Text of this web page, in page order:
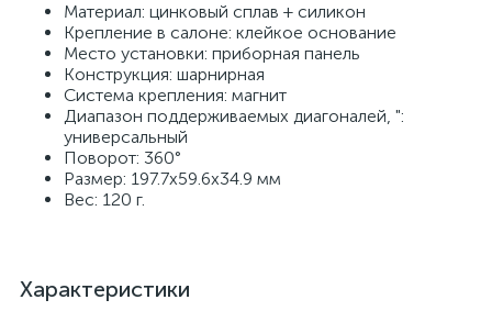
Материал: цинковый сплав + силикон
Крепление в салоне: клейкое основание
Место установки: приборная панель
Конструкция: шарнирная
Система крепления: магнит
Диапазон поддерживаемых диагоналей, ":
универсальный
Поворот: 360°
Размер: 197.7х59.6х34.9 мм
Вес: 120 г.
Характеристики